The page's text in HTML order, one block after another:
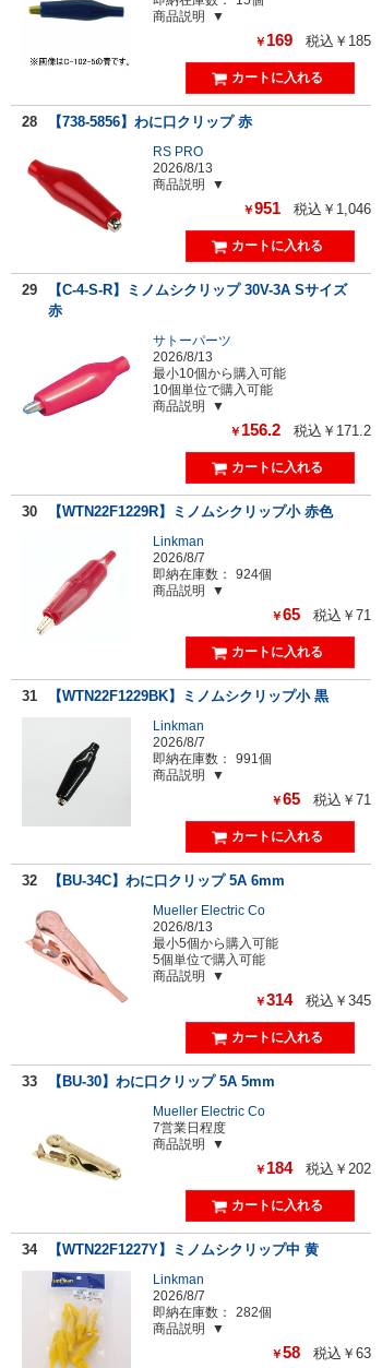
商品説明
￥ 169 税込￥185
28 【738-5856】わに口クリップ 赤
RS PRO
2026/8/13
商品説明
￥951 税込￥1,046
29
【C-4-S-R】ミノムシクリップ 30V-3A Sサイズ
赤
サトーパーツ
2026/8/13
最小10個から購入可能
10個単位で購入可能
商品説明
￥ 156.2 税込￥171.2
30 【WTN22F1229R】ミノムシクリップ小 赤色
Linkman
2026/8/7
即納在庫数：
924個
商品説明
￥65 税込￥71
31 【WTN22F1229BK】ミノムシクリップ小 黒
Linkman
2026/8/7
即納在庫数：
991個
商品説明
￥65 税込￥71
32 【BU-34C】わに口クリップ 5A 6mm
Mueller Electric Co
2026/8/13
最小5個から購入可能
5個単位で購入可能
商品説明
￥314 税込￥345
33 【BU-30】わに口クリップ 5A 5mm
Mueller Electric Co
7営業日程度
商品説明
￥ 184 税込￥202
34 【WTN22F1227Y】ミノムシクリップ中 黄
Linkman
2026/8/7
即納在庫数：
282個
商品説明
￥58 税込￥63